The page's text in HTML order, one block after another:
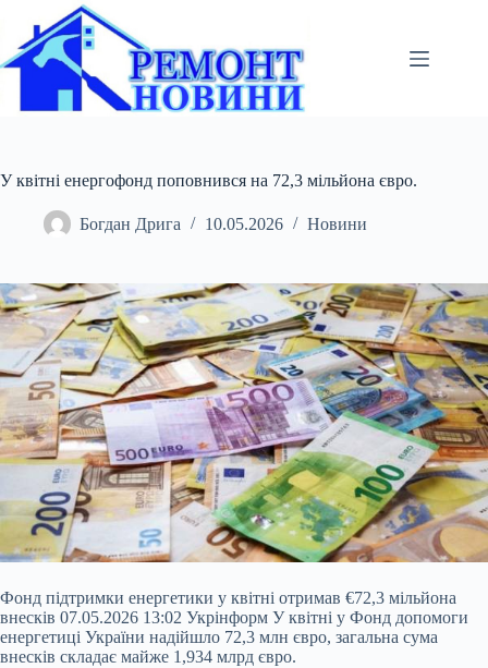
вмісту
У квітні енергофонд поповнився на 72,3 мільйона євро.
Богдан Дрига 10.05.2026 Новини
Фонд підтримки енергетики у квітні отримав €72,3 мільйона
внесків 07.05.2026 13:02 Укрінформ У квітні у Фонд допомоги
енергетиці України надійшло 72,3 млн євро, загальна сума
внесків складає майже 1,934 млрд євро.